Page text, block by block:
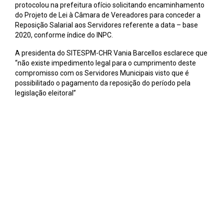
protocolou na prefeitura ofício solicitando encaminhamento
do Projeto de Lei à Câmara de Vereadores para conceder a
Reposição Salarial aos Servidores referente a data – base
2020, conforme índice do INPC.
A presidenta do SITESPM-CHR Vania Barcellos esclarece que
“não existe impedimento legal para o cumprimento deste
compromisso com os Servidores Municipais visto que é
possibilitado o pagamento da reposição do período pela
legislação eleitoral”